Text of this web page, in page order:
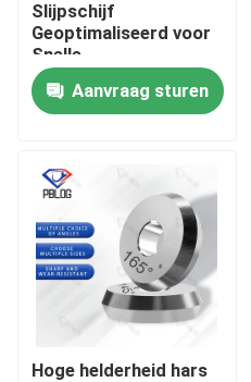
Slijpschijf
Geoptimaliseerd voor
Snelle
Materiaalverwijdering
en Gladde
Oppervlakteafwerking
Aanvraag sturen
Hoge helderheid hars